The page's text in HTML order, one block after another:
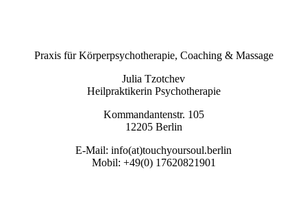
Praxis für Körperpsychotherapie, Coaching & Massage
Julia Tzotchev
Heilpraktikerin Psychotherapie
Kommandantenstr. 105
12205 Berlin
E-Mail: info(at)touchyoursoul.berlin
Mobil: +49(0) 17620821901